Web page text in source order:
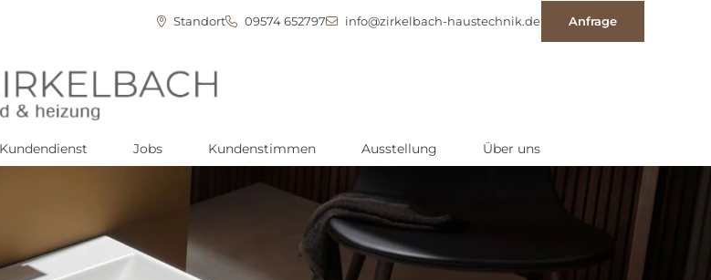
Standort 09574 652797 info@zirkelbach-haustechnik.de Anfrage
Kundendienst Jobs Kundenstimmen Ausstellung Über uns